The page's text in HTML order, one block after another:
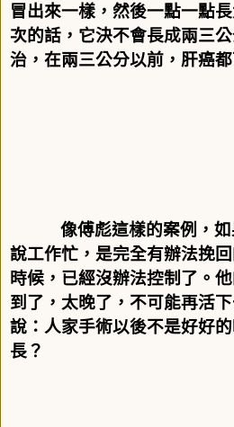
冒出來一樣，然後一點一點
次的話，它決不會長成兩三
治，在兩三公分以前，肝癌
像傅彪這樣的案例，
說工作忙，是完全有辦法挽
時候，已經沒辦法控制了。
到了，太晚了，不可能再活
說：人家手術以後不是好好
長？